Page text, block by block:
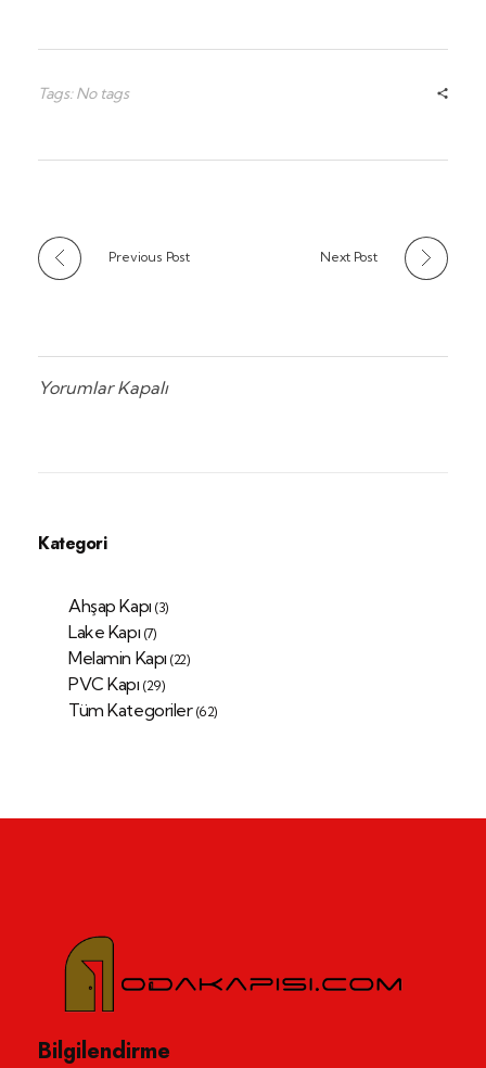
Tags: No tags
Previous Post Next Post
Yorumlar Kapalı
Kategori
Ahşap Kapı (3)
Lake Kapı (7)
Melamin Kapı (22)
PVC Kapı (29)
Tüm Kategoriler (62)
Oda Kapısı
Oda kapısı ile toptan kapı imalatı ve satışı
Bilgilendirme